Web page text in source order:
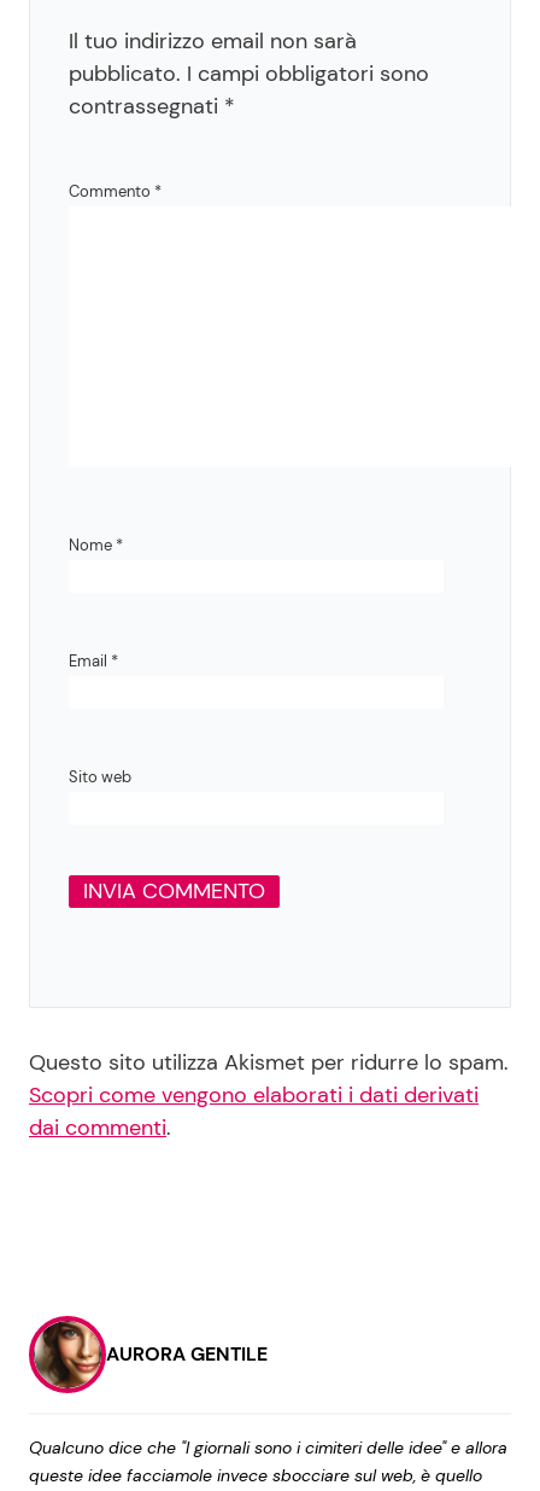
Il tuo indirizzo email non sarà
pubblicato. I campi obbligatori sono
contrassegnati *
Commento *
Nome *
Email *
Sito web
Questo sito utilizza Akismet per ridurre lo spam.
Scopri come vengono elaborati i dati derivati
dai commenti.
AURORA GENTILE
Qualcuno dice che "I giornali sono i cimiteri delle idee" e allora
queste idee facciamole invece sbocciare sul web, è quello